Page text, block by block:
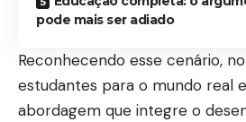
pode mais ser adiado
Reconhecendo esse cenário,
estudantes para o mundo real
abordagem que integre o